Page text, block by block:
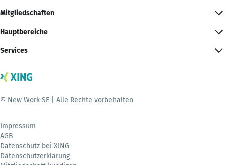
Mitgliedschaften
Hauptbereiche
Services
© New Work SE | Alle Rechte vorbehalten
Impressum
AGB
Datenschutz bei XING
Datenschutzerklärung